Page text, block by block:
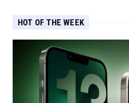
HOT OF THE WEEK